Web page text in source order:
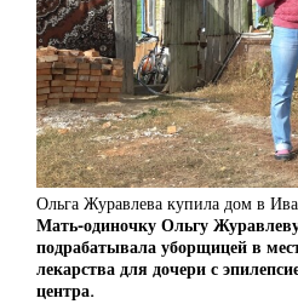
Ольга Журавлева купила дом в
Мать-одиночку Ольгу Журавлеву
подрабатывала уборщицей в
лекарства для дочери с
центра.